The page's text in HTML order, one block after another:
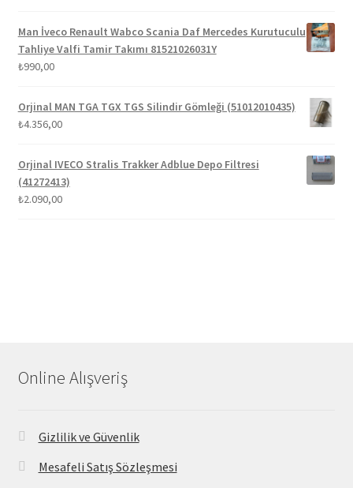
₺1.300,00. fiyat:
₺1.100,00.
Man İveco Renault Wabco Scania Daf Mercedes Kurutuculu
Tahliye Valfi Tamir Takımı 81521026031Y
₺990,00
Orjinal MAN TGA TGX TGS Silindir Gömleği (51012010435)
₺4.356,00
Orjinal IVECO Stralis Trakker Adblue Depo Filtresi
(41272413)
₺2.090,00
Online Alışveriş
Gizlilik ve Güvenlik
Mesafeli Satış Sözleşmesi